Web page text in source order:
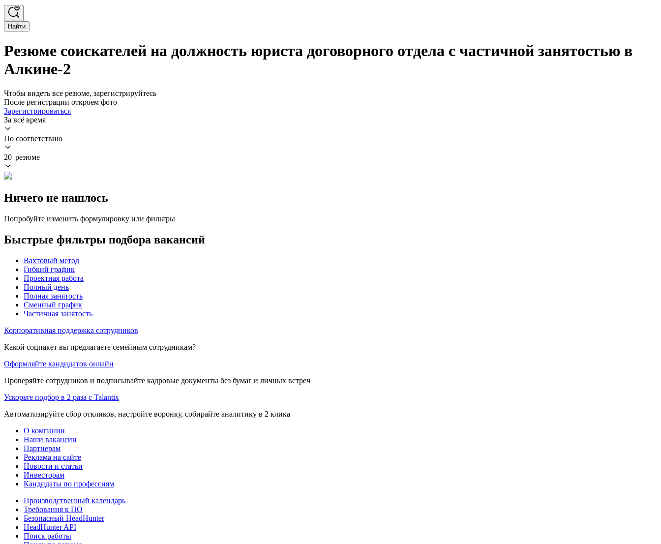
Найти
Резюме соискателей на должность юриста договорного отдела с частичной занятостью в
Алкине-2
Чтобы видеть все резюме, зарегистрируйтесь
После регистрации откроем фото
Зарегистрироваться
За всё время
По соответствию
20 резюме
Ничего не нашлось
Попробуйте изменить формулировку или фильтры
Быстрые фильтры подбора вакансий
Вахтовый метод
Гибкий график
Проектная работа
Полный день
Полная занятость
Сменный график
Частичная занятость
Корпоративная поддержка сотрудников
Какой соцпакет вы предлагаете семейным сотрудникам?
Оформляйте кандидатов онлайн
Проверяйте сотрудников и подписывайте кадровые документы без бумаг и личных встреч
Ускорьте подбор в 2 раза с Talantix
Автоматизируйте сбор откликов, настройте воронку, собирайте аналитику в 2 клика
О компании
Наши вакансии
Партнерам
Реклама на сайте
Новости и статьи
Инвесторам
Кандидаты по профессиям
Производственный календарь
Требования к ПО
Безопасный HeadHunter
HeadHunter API
Поиск работы